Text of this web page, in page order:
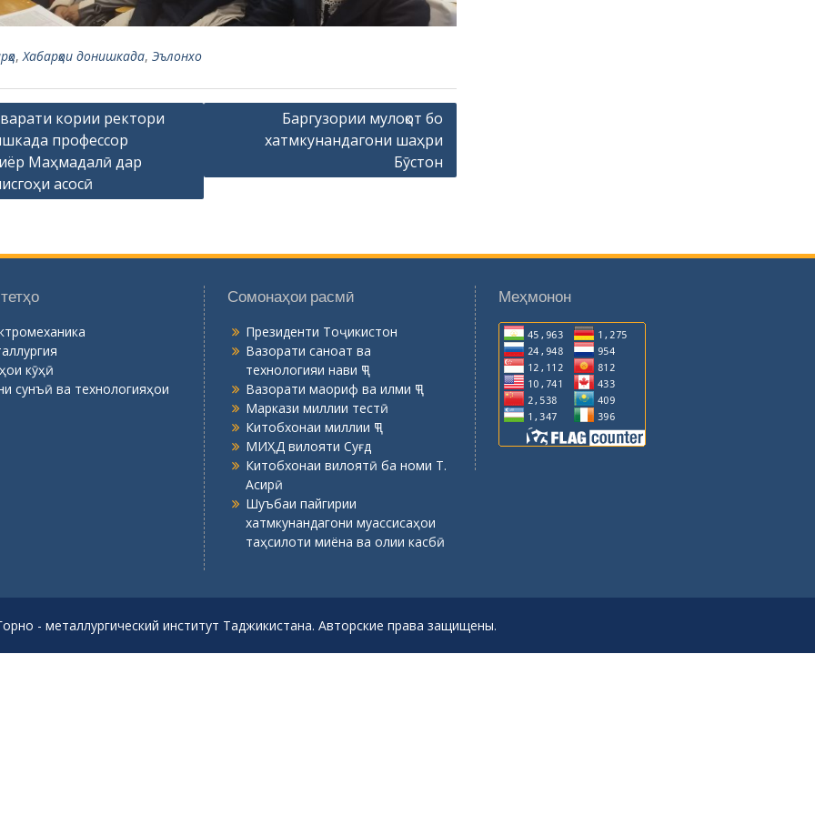
, Хабарҳои донишкада, Эълонхо
кории ректори
профессор
Маҳмадалӣ дар
асосӣ
Баргузории мулоқот бо
хатмкунандагони шаҳри
Бӯстон
кӯҳӣ
сунъӣ ва технологияҳои
Сомонаҳои расмӣ
Президенти Тоҷикистон
Вазорати саноат ва
технологияи нави ҶТ
Вазорати маориф ва илми ҶТ
Маркази миллии тестӣ
Китобхонаи миллии ҶТ
МИҲД вилояти Суғд
Китобхонаи вилоятӣ ба номи Т.
Асирӣ
Шуъбаи пайгирии
хатмкунандагони муассисаҳои
таҳсилоти миёна ва олии касбӣ
Меҳмонон
- металлургический институт Таджикистана. Авторские права защищены.